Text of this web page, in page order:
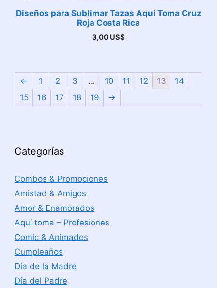
Diseños para Sublimar Tazas Aquí Toma Cruz
Roja Costa Rica
3,00 US$
← 1 2 3 … 10 11 12 13
14
15
16 17 18 19 →
Categorías
Combos & Promociones
Amistad & Amigos
Amor & Enamorados
Aquí toma – Profesiones
Comic & Animados
Cumpleaños
Día de la Madre
Día del Padre